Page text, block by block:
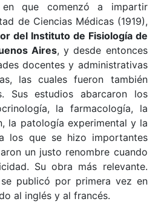
que comenzó a impartir
de Ciencias Médicas (1919),
del Instituto de Fisiología de
Aires, y desde entonces
docentes y administrativas
las cuales fueron también
Sus estudios abarcaron los
la farmacología, la
la patología experimental y la
los que se hizo importantes
un justo renombre cuando
Su obra más relevante.
se publicó por primera vez en
al inglés y al francés.